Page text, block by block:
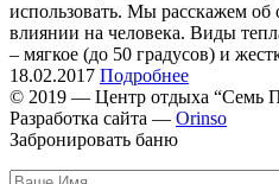
использовать. Мы расскажем об
влиянии на человека. Виды
– мягкое (до 50 градусов) и
18.02.2017 Подробнее
© 2019 — Центр отдыха “Семь
Разработка сайта — Orinso
Забронировать баню